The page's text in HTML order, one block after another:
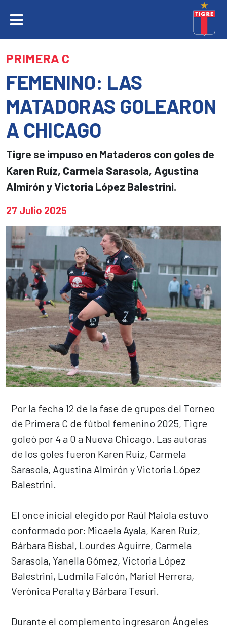
PRIMERA C
FEMENINO: LAS
MATADORAS GOLEARON
A CHICAGO
Tigre se impuso en Mataderos con goles de
Karen Ruíz, Carmela Sarasola, Agustina
Almirón y Victoria López Balestrini.
27 Julio 2025
Por la fecha 12 de la fase de grupos del Torneo
de Primera C de fútbol femenino 2025, Tigre
goleó por 4 a 0 a Nueva Chicago. Las autoras
de los goles fueron Karen Ruíz, Carmela
Sarasola, Agustina Almirón y Victoria López
Balestrini.
El once inicial elegido por Raúl Maiola estuvo
conformado por: Micaela Ayala, Karen Ruíz,
Bárbara Bisbal, Lourdes Aguirre, Carmela
Sarasola, Yanella Gómez, Victoria López
Balestrini, Ludmila Falcón, Mariel Herrera,
Verónica Peralta y Bárbara Tesuri.
Durante el complemento ingresaron Ángeles